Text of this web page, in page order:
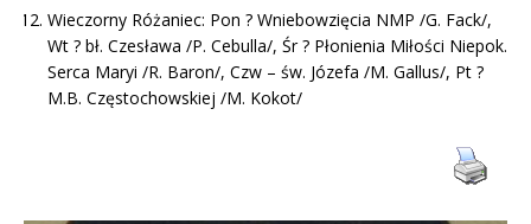
Wieczorny Różaniec: Pon ? Wniebowzięcia NMP /G. Fack/,
Wt ? bł. Czesława /P. Cebulla/, Śr ? Płonienia Miłości Niepok.
Serca Maryi /R. Baron/, Czw – św. Józefa /M. Gallus/, Pt ?
M.B. Częstochowskiej /M. Kokot/